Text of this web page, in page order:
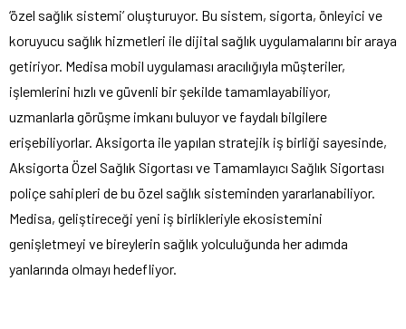
‘özel sağlık sistemi’ oluşturuyor. Bu sistem, sigorta, önleyici ve
koruyucu sağlık hizmetleri ile dijital sağlık uygulamalarını bir araya
getiriyor. Medisa mobil uygulaması aracılığıyla müşteriler,
işlemlerini hızlı ve güvenli bir şekilde tamamlayabiliyor,
uzmanlarla görüşme imkanı buluyor ve faydalı bilgilere
erişebiliyorlar. Aksigorta ile yapılan stratejik iş birliği sayesinde,
Aksigorta Özel Sağlık Sigortası ve Tamamlayıcı Sağlık Sigortası
poliçe sahipleri de bu özel sağlık sisteminden yararlanabiliyor.
Medisa, geliştireceği yeni iş birlikleriyle ekosistemini
genişletmeyi ve bireylerin sağlık yolculuğunda her adımda
yanlarında olmayı hedefliyor.